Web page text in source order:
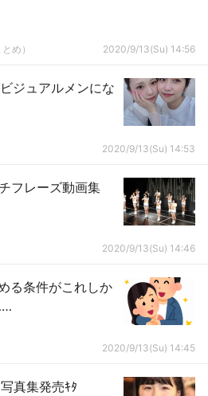
め） 2020/9/13(Su) 14:56
ジュアルメンにな
2020/9/13(Su) 14:53
フレーズ動画集
2020/9/13(Su) 14:46
る条件がこれしか
2020/9/13(Su) 14:45
真集発売ｷﾀ